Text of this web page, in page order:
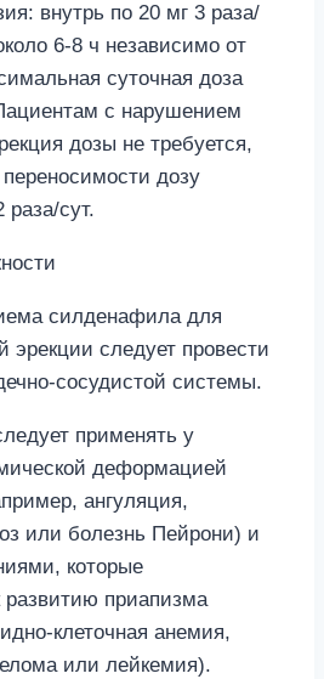
внутрь по 20 мг 3 раза/
6-8 ч независимо от
суточная доза
с нарушением
дозы не требуется,
дозу
сут.
силденафила для
эрекции следует провести
сосудистой системы.
применять у
деформацией
ангуляция,
или болезнь Пейрони) и
которые
развитию приапизма
клеточная анемия,
или лейкемия).